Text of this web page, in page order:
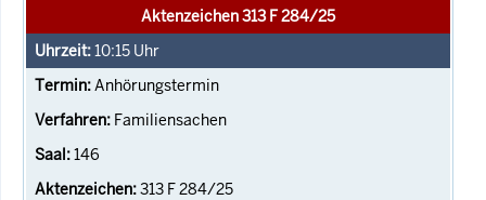
Aktenzeichen 313 F 284/25
10:15 Uhr
Anhörungstermin
Familiensachen
146
313 F 284/25